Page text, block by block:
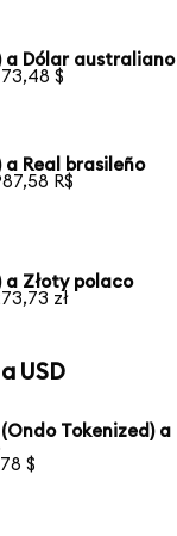
a Dólar australiano
$
a Real brasileño
R$
a Złoty polaco
zł
USD
Tokenized) a
$